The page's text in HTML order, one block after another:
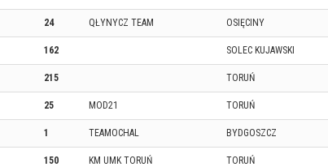
24 QŁYNYCZ TEAM OSIĘCINY
162 SOLEC KUJAWSKI
215 TORUŃ
25 MOD21 TORUŃ
1 TEAMOCHAL BYDGOSZCZ
150 KM UMK TORUŃ TORUŃ